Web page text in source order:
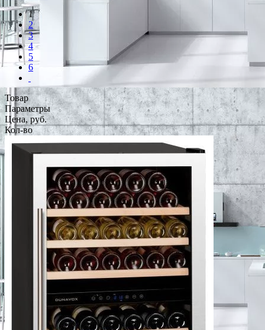
1
2
3
4
5
6
Товар
Параметры
Цена, руб.
Кол-во